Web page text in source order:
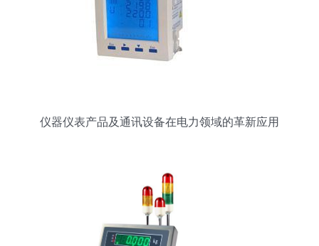
仪器仪表产品及通讯设备在电力领域的革新应用